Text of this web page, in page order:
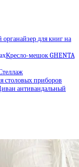
для книг на
Кресло-мешок GHENTA
столовых приборов
антивандальный